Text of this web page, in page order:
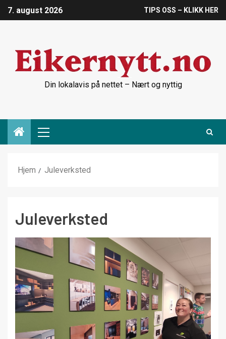
7. august 2026 TIPS OSS – KLIKK HER
Din lokalavis på nettet – Nært og nyttig
Hjem Juleverksted
Juleverksted